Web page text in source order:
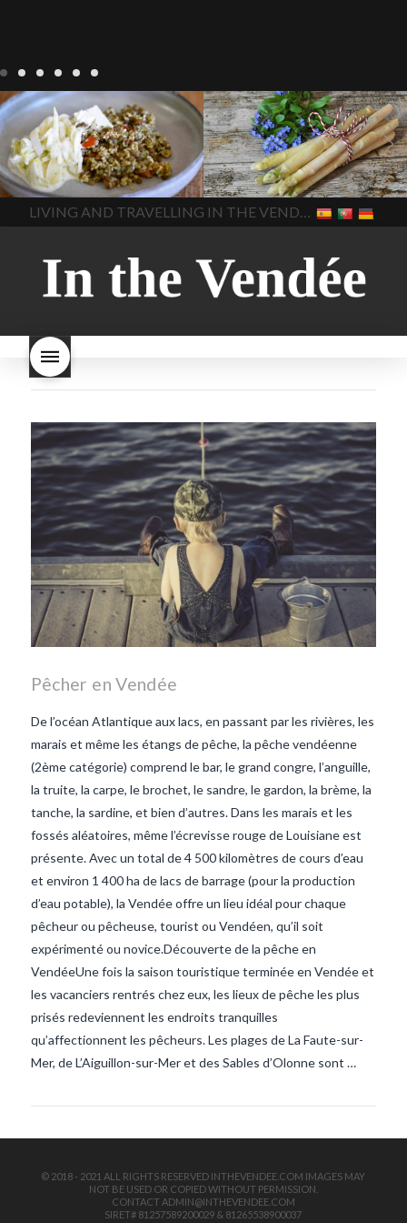
Notre cuisine
agriculture-
vendee comment cuisiner
les lentilles vertes cuisine-
vendue
cuisiner en France
cuisiner-avec-des-
ingrédients-vendus
cultures-vendues-lentilles la
cuisine au printemps la
cuisine avec les lentilles la
en vacances
lentilles vertes
lentilles vertes et boulgour
lentilles vertes-vendues les
grossir les lentilles vertes
sont-elles bonnes pour la
santé les lentilles vertes
sont-elles bonnes pour vous
repas d'été repas de
printemps salade d'endives
salade de lentilles vertes
taboulé
taboulé et lentilles
vertes
In The Vendee
Notre cuisine asperges
asperges-a-la-flamande
asperges-blanches
asperges-pour-le-petit-
déjeuner asperges-
saisonnières asperges-
sauce-crème asperges-
soup carbonara-
végétarienne cuisine
saisonnière
cuisine-locale
cuisine-maison européenne
cuisine-maison-france
In The Vendee
Pêcher en Vendée
De l’océan Atlantique aux lacs, en passant par les rivières, les
marais et même les étangs de pêche, la pêche vendéenne
(2ème catégorie) comprend le bar, le grand congre, l’anguille,
la truite, la carpe, le brochet, le sandre, le gardon, la brème, la
tanche, la sardine, et bien d’autres. Dans les marais et les
fossés aléatoires, même l’écrevisse rouge de Louisiane est
présente. Avec un total de 4 500 kilomètres de cours d’eau
et environ 1 400 ha de lacs de barrage (pour la production
d’eau potable), la Vendée offre un lieu idéal pour chaque
pêcheur ou pêcheuse, tourist ou Vendéen, qu’il soit
expérimenté ou novice.Découverte de la pêche en
VendéeUne fois la saison touristique terminée en Vendée et
les vacanciers rentrés chez eux, les lieux de pêche les plus
prisés redeviennent les endroits tranquilles
qu’affectionnent les pêcheurs. Les plages de La Faute-sur-
Mer, de L’Aiguillon-sur-Mer et des Sables d’Olonne sont …
© 2018 - 2021 ALL RIGHTS RESERVED INTHEVENDEE.COM IMAGES MAY
NOT BE USED OR COPIED WITHOUT PERMISSION.
CONTACT ADMIN@INTHEVENDEE.COM
SIRET# 81257589200029 & 81265538900037